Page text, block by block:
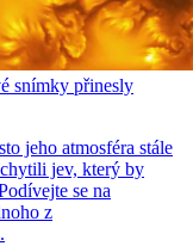
snímky přinesly
jeho atmosféra stále
jev, který by
se na
z